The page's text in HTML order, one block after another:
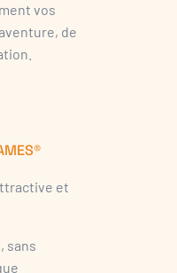
vos
de
et
sans